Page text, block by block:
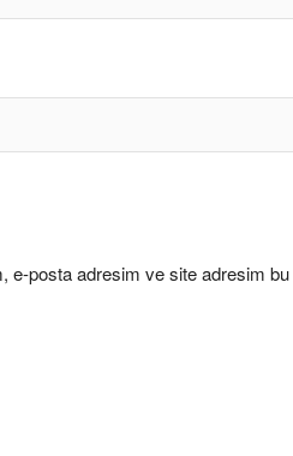
e-posta adresim ve site adresim